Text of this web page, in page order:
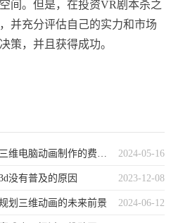
间。但是，在投资VR剧本杀之
并充分评估自己的实力和市场
策，并且获得成功。
2024-05-16
2023-12-08
没有普及的原因
2024-06-12
划三维动画的未来前景